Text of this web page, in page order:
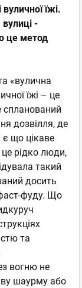
їжі.
-
це метод
«вулична
їжі – це
спланований
дозвілля, де
що цікаве
рідко люди,
такий
досить
фаст-фуду. Що
та
вогню не
шаурму або